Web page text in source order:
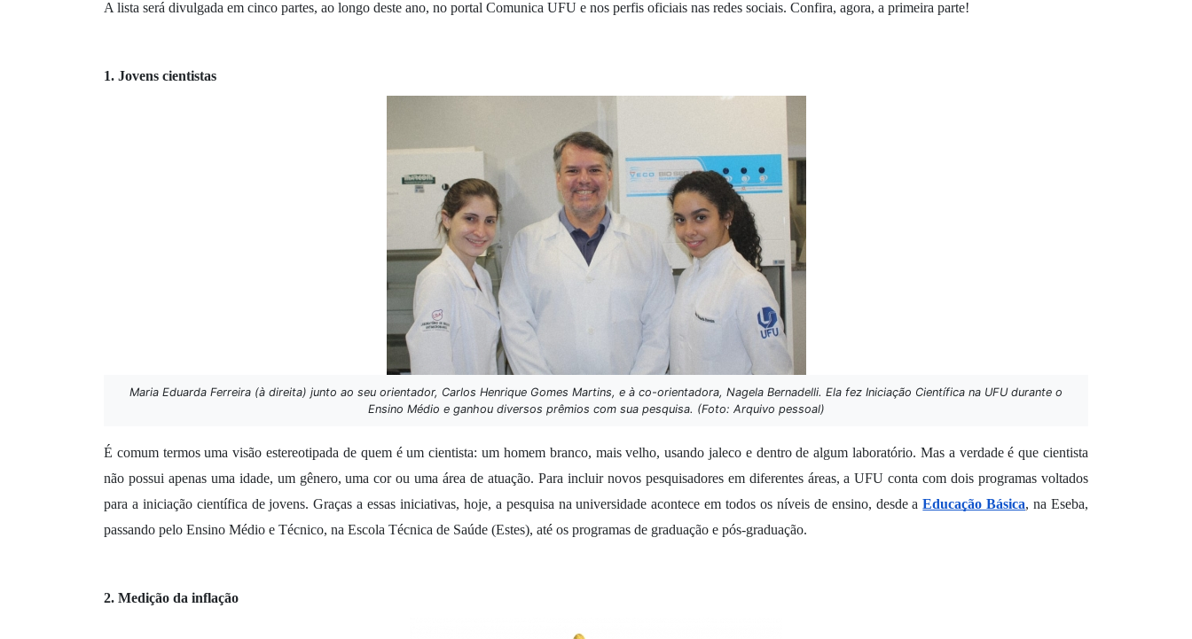
A lista será divulgada em cinco partes, ao longo deste ano, no portal Comunica UFU e nos perfis oficiais nas redes sociais. Confira, agora, a primeira parte!
1. Jovens cientistas
Maria Eduarda Ferreira (à direita) junto ao seu orientador, Carlos Henrique Gomes Martins, e à co-orientadora, Nagela Bernadelli. Ela fez Iniciação Científica na UFU durante o
Ensino Médio e ganhou diversos prêmios com sua pesquisa. (Foto: Arquivo pessoal)
É comum termos uma visão estereotipada de quem é um cientista: um homem branco, mais velho, usando jaleco e dentro de algum laboratório. Mas a verdade é que cientista
não possui apenas uma idade, um gênero, uma cor ou uma área de atuação. Para incluir novos pesquisadores em diferentes áreas, a UFU conta com dois programas voltados
para a iniciação científica de jovens. Graças a essas iniciativas, hoje, a pesquisa na universidade acontece em todos os níveis de ensino, desde a Educação Básica, na Eseba,
passando pelo Ensino Médio e Técnico, na Escola Técnica de Saúde (Estes), até os programas de graduação e pós-graduação.
2. Medição da inflação